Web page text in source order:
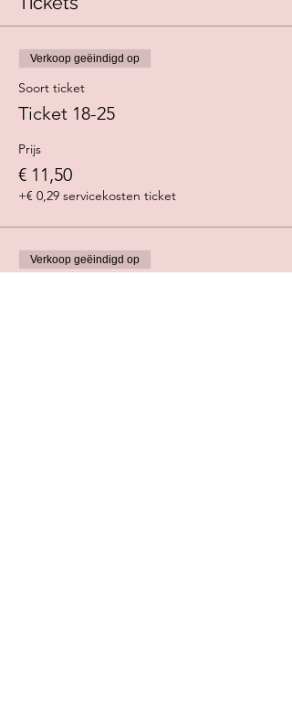
Verkoop geëindigd op
Soort ticket
Ticket 18-25
Prijs
€ 11,50
+€ 0,29 servicekosten ticket
Verkoop geëindigd op